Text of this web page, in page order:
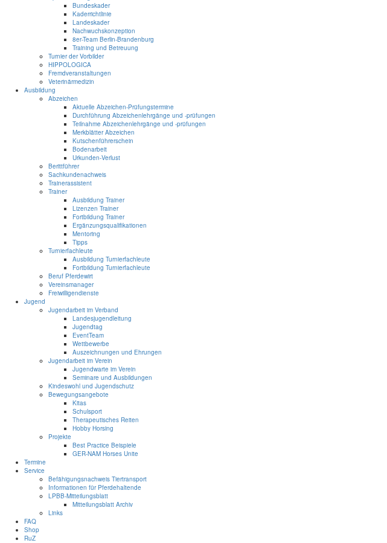
Bundeskader
Kaderrichtlinie
Landeskader
Nachwuchskonzeption
8er-Team Berlin-Brandenburg
Training und Betreuung
Turnier der Vorbilder
HIPPOLOGICA
Fremdveranstaltungen
Veterinärmedizin
Ausbildung
Abzeichen
Aktuelle Abzeichen-Prüfungstermine
Durchführung Abzeichenlehrgänge und -prüfungen
Teilnahme Abzeichenlehrgänge und -prüfungen
Merkblätter Abzeichen
Kutschenführerschein
Bodenarbeit
Urkunden-Verlust
Berittführer
Sachkundenachweis
Trainerassistent
Trainer
Ausbildung Trainer
Lizenzen Trainer
Fortbildung Trainer
Ergänzungsqualifikationen
Mentoring
Tipps
Turnierfachleute
Ausbildung Turnierfachleute
Fortbildung Turnierfachleute
Beruf Pferdewirt
Vereinsmanager
Freiwilligendienste
Jugend
Jugendarbeit im Verband
Landesjugendleitung
Jugendtag
EventTeam
Wettbewerbe
Auszeichnungen und Ehrungen
Jugendarbeit im Verein
Jugendwarte im Verein
Seminare und Ausbildungen
Kindeswohl und Jugendschutz
Bewegungsangebote
Kitas
Schulsport
Therapeutisches Reiten
Hobby Horsing
Projekte
Best Practice Beispiele
GER-NAM Horses Unite
Termine
Service
Befähigungsnachweis Tiertransport
Informationen für Pferdehaltende
LPBB-Mitteilungsblatt
Mitteilungsblatt Archiv
Links
FAQ
Shop
RuZ